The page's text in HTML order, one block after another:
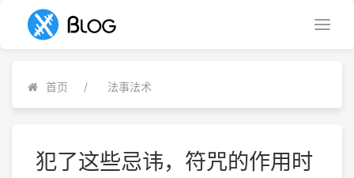
首页 法事法术
犯了这些忌讳，符咒的作用时